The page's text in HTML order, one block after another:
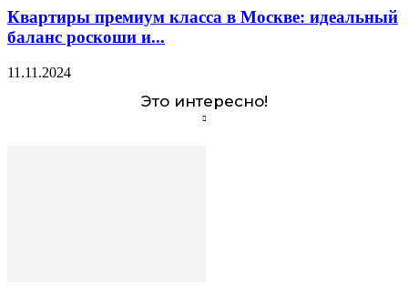
Квартиры премиум класса в Москве: идеальный
баланс роскоши и...
11.11.2024
Это интересно!